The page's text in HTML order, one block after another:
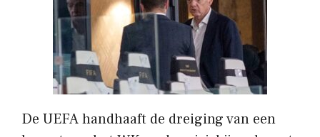
De UEFA handhaaft de dreiging van een